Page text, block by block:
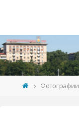
Фотографии